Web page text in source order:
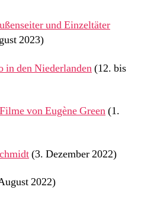
und Einzeltäter
2023)
in den Niederlanden(12. bis
von Eugène Green(1.
(3. Dezember 2022)
2022)